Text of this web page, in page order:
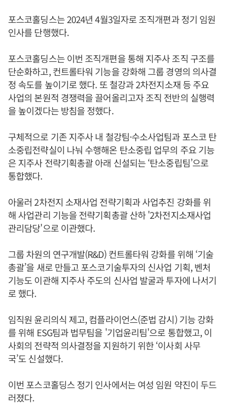
포스코홀딩스는 2024년 4월3일자로 조직개편과 정기 임원
인사를 단행했다.
포스코홀딩스는 이번 조직개편을 통해 지주사 조직 구조를
단순화하고, 컨트롤타워 기능을 강화해 그룹 경영의 의사결
정 속도를 높이기로 했다. 또 철강과 2차전지소재 등 주요
사업의 본원적 경쟁력을 끌어올리고자 조직 전반의 실행력
을 높이겠다는 방침을 정했다.
구체적으로 기존 지주사 내 철강팀·수소사업팀과 포스코 탄
소중립전략실이 나눠 수행해온 탄소중립 업무의 주요 기능
은 지주사 전략기획총괄 아래 신설되는 ‘탄소중립팀’으로
통합했다.
아울러 2차전지 소재사업 전략기획과 사업추진 강화를 위
해 사업관리 기능을 전략기획총괄 산하 '2차전지소재사업
관리담당'으로 이관했다.
그룹 차원의 연구개발(R&D) 컨트롤타워 강화를 위해 ‘기술
총괄’을 새로 만들고 포스코기술투자의 신사업 기획, 벤처
기능도 이관해 지주사 주도의 신사업 발굴과 투자에 나서기
로 했다.
임직원 윤리의식 제고, 컴플라이언스(준법 감시) 기능 강화
를 위해 ESG팀과 법무팀을 '기업윤리팀'으로 통합했고, 이
사회의 전략적 의사결정을 지원하기 위한 ‘이사회 사무
국’도 신설했다.
이번 포스코홀딩스 정기 인사에서는 여성 임원 약진이 두드
러졌다.